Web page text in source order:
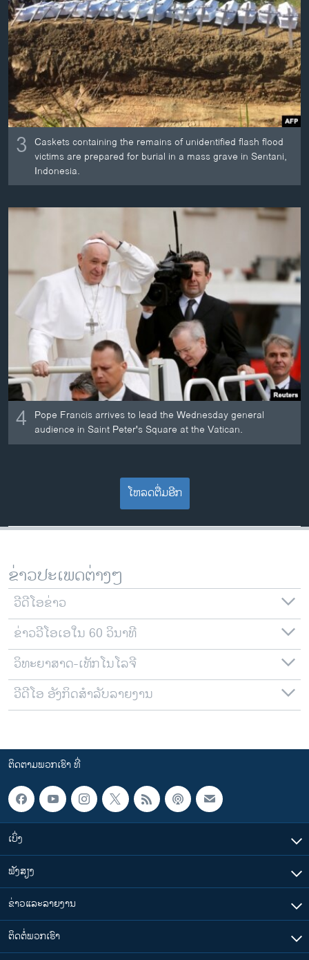
3 Caskets containing the remains of unidentified flash flood
victims are prepared for burial in a mass grave in Sentani,
Indonesia.
4 Pope Francis arrives to lead the Wednesday general
audience in Saint Peter's Square at the Vatican.
ໂຫລດຕື່ມອີກ
ຂ່າວປະເພດຕ່າງໆ
ວີດີໂອຂ່າວ
ຂ່າວວີໂອເອໃນ 60 ວິນາທີ
ວິທະຍາສາດ-ເທັກໂນໂລຈີ
ວີດີໂອ ອັງກິດສຳລັບລາຍງານ
ຕິດຕາມພວກເຮົາ ທີ່
ເບິ່ງ
ຟັງສຽງ
ຂ່າວແລະລາຍງານ
ຕິດຕໍ່ພວກເຮົາ